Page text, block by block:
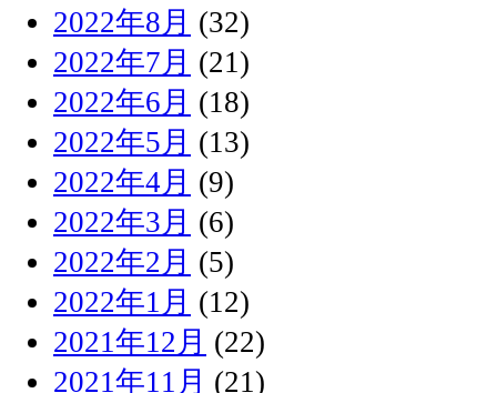
2022年8月 (32)
2022年7月 (21)
2022年6月 (18)
2022年5月 (13)
2022年4月 (9)
2022年3月 (6)
2022年2月 (5)
2022年1月 (12)
2021年12月 (22)
2021年11月 (21)